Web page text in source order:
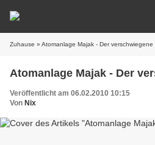
Zuhause » Atomanlage Majak - Der verschwiegene
Atomanlage Majak - Der
Veröffentlicht am 06.02.2010 10:15
Von Nix